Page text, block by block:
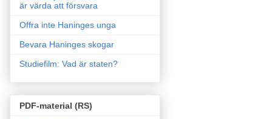
är värda att försvara
Offra inte Haninges unga
Bevara Haninges skogar
Studiefilm: Vad är staten?
PDF-material (RS)